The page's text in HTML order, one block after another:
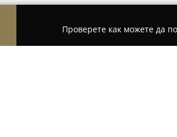
Проверете как можете да